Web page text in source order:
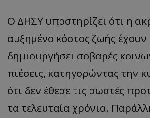
Ο ΔΗΣΥ υποστηρίζει ότι η
αυξημένο κόστος ζωής έχουν
δημιουργήσει σοβαρές
πιέσεις, κατηγορώντας την
ότι δεν έθεσε τις σωστές
τα τελευταία χρόνια.